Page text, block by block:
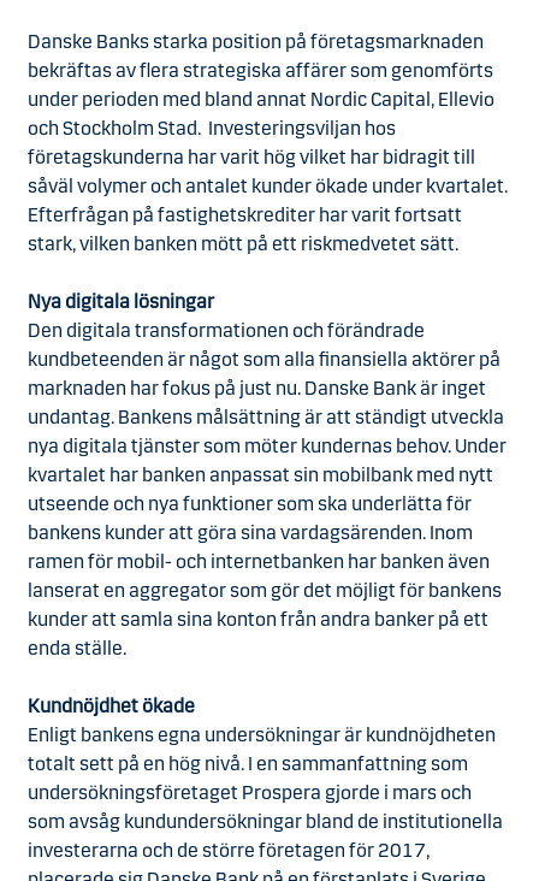
Danske Banks starka position på företagsmarknaden
bekräftas av flera strategiska affärer som genomförts
under perioden med bland annat Nordic Capital, Ellevio
och Stockholm Stad. Investeringsviljan hos
företagskunderna har varit hög vilket har bidragit till
såväl volymer och antalet kunder ökade under kvartalet.
Efterfrågan på fastighetskrediter har varit fortsatt
stark, vilken banken mött på ett riskmedvetet sätt.
Nya digitala lösningar
Den digitala transformationen och förändrade
kundbeteenden är något som alla finansiella aktörer på
marknaden har fokus på just nu. Danske Bank är inget
undantag. Bankens målsättning är att ständigt utveckla
nya digitala tjänster som möter kundernas behov. Under
kvartalet har banken anpassat sin mobilbank med nytt
utseende och nya funktioner som ska underlätta för
bankens kunder att göra sina vardagsärenden. Inom
ramen för mobil- och internetbanken har banken även
lanserat en aggregator som gör det möjligt för bankens
kunder att samla sina konton från andra banker på ett
enda ställe.
Kundnöjdhet ökade
Enligt bankens egna undersökningar är kundnöjdheten
totalt sett på en hög nivå. I en sammanfattning som
undersökningsföretaget Prospera gjorde i mars och
som avsåg kundundersökningar bland de institutionella
investerarna och de större företagen för 2017,